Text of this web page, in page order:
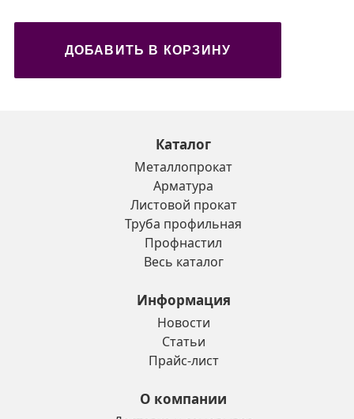
ДОБАВИТЬ В КОРЗИНУ
Каталог
Металлопрокат
Арматура
Листовой прокат
Труба профильная
Профнастил
Весь каталог
Информация
Новости
Статьи
Прайс-лист
О компании